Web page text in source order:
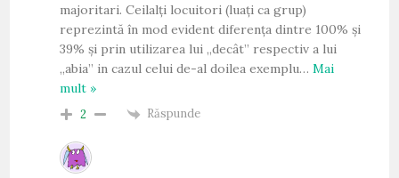
majoritari. Ceilalți locuitori (luați ca grup)
reprezintă în mod evident diferența dintre 100% și
39% și prin utilizarea lui „decât” respectiv a lui
„abia” in cazul celui de-al doilea exemplu…Mai
mult »
2 Răspunde